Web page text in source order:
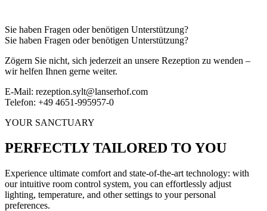
Sie haben Fragen oder benötigen Unterstützung?
Sie haben Fragen oder benötigen Unterstützung?
Zögern Sie nicht, sich jederzeit an unsere Rezeption zu wenden –
wir helfen Ihnen gerne weiter.
E-Mail: rezeption.sylt@lanserhof.com
Telefon: +49 4651-995957-0
YOUR SANCTUARY
PERFECTLY TAILORED TO YOU
Experience ultimate comfort and state-of-the-art technology: with
our intuitive room control system, you can effortlessly adjust
lighting, temperature, and other settings to your personal
preferences.